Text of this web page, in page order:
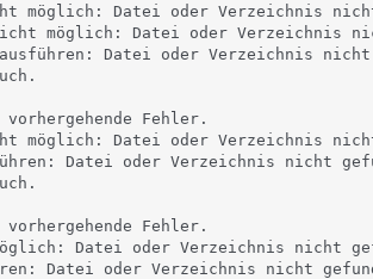
Datei oder Verzeichnis
möglich: Datei oder Verzeichnis
Datei oder Verzeichnis nicht
Fehler.
möglich: Datei oder Verzeichnis
Datei oder Verzeichnis nicht
Fehler.
Datei oder Verzeichnis nicht
Datei oder Verzeichnis nicht